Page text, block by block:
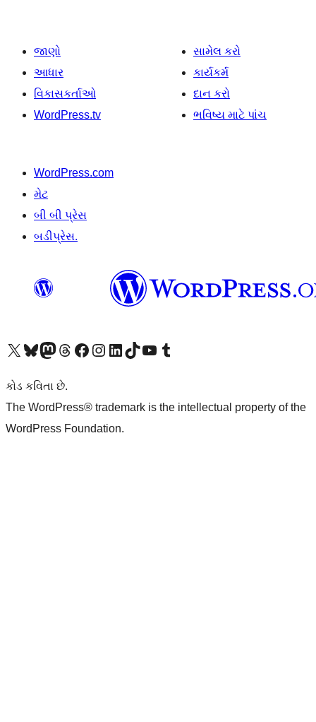
જાણો
આધાર
વિકાસકર્તાઓ
WordPress.tv
સામેલ કરો
કાર્યકર્મ
દાન કરો
ભવિષ્ય માટે પાંચ
WordPress.com
મેટ
બી બી પ્રેસ
બડીપ્રેસ.
અમારા X (અગાઉ ટ્વિટર) એકાઉન્ટની મુલાકાત લોઅમારા Bluesky એકાઉન્ટની મુલાકાત લોઅમારા માસ્ટોડોન એકાઉન્ટની મુલાકાત લોઅમારા Threads એકાઉન્ટની મુલાકાત લો અમારા ફેસબુક પેજની મુલાકાત લોઅમારા ઇન્સ્ટાગ્રામ એકાઉન્ટની મુલાકાત લો અમારા LinkedIn એકાઉન્ટની મુલાકાત લોઅમારા TikTok એકાઉન્ટની મુલાકાત લોઅમારી YouTube ચેનલની મુલાકાત લો અમારા Tumblr એકાઉન્ટની મુલાકાત લો
કોડ કવિતા છે.
The WordPress® trademark is the intellectual property of the
WordPress Foundation.